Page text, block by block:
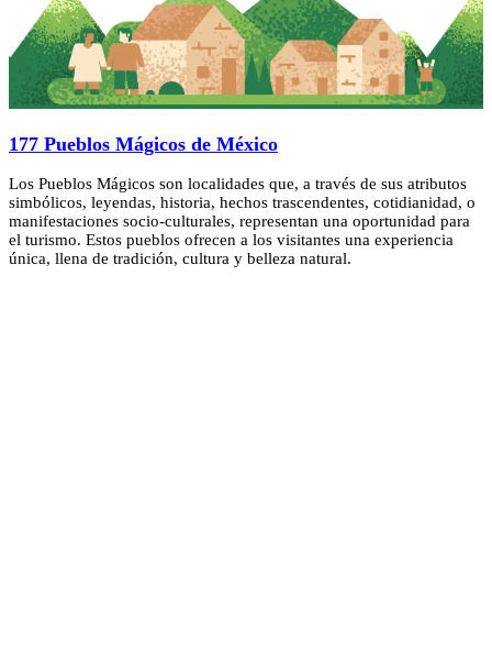
177 Pueblos Mágicos de México
Los Pueblos Mágicos son localidades que, a través de sus atributos
simbólicos, leyendas, historia, hechos trascendentes, cotidianidad, o
manifestaciones socio-culturales, representan una oportunidad para
el turismo. Estos pueblos ofrecen a los visitantes una experiencia
única, llena de tradición, cultura y belleza natural.